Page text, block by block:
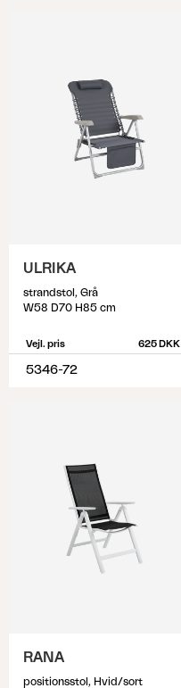
ULRIKA
strandstol, Grå
W58 D70 H85 cm
Vejl. pris 625 DKK
5346-72
RANA
positionsstol, Hvid/sort